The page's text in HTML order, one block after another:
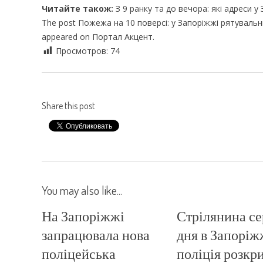
Читайте також: З 9 ранку та до вечора: які адреси у
The post Пожежа на 10 поверсі: у Запоріжжі
appeared on Портал Акцент.
Просмотров: 74
Share this post
You may also like...
На Запоріжжі
запрацювала нова
поліцейська
Стрілянина
дня в
поліція